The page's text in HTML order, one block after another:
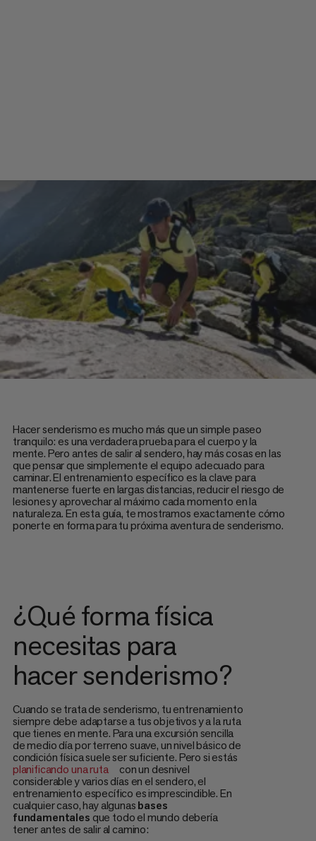
Hacer senderismo es mucho más que un simple paseo
tranquilo: es una verdadera prueba para el cuerpo y la
mente. Pero antes de salir al sendero, hay más cosas en las
que pensar que simplemente el equipo adecuado para
caminar. El entrenamiento específico es la clave para
mantenerse fuerte en largas distancias, reducir el riesgo de
lesiones y aprovechar al máximo cada momento en la
naturaleza. En esta guía, te mostramos exactamente cómo
ponerte en forma para tu próxima aventura de senderismo.
¿Qué forma física
necesitas para
hacer senderismo?
Cuando se trata de senderismo, tu entrenamiento
siempre debe adaptarse a tus objetivos y a la ruta
que tienes en mente. Para una excursión sencilla
de medio día por terreno suave, un nivel básico de
condición física suele ser suficiente. Pero si estás
planificando una ruta
con un desnivel
considerable y varios días en el sendero, el
entrenamiento específico es imprescindible. En
cualquier caso, hay algunasbases
fundamentales que todo el mundo debería
tener antes de salir al camino: